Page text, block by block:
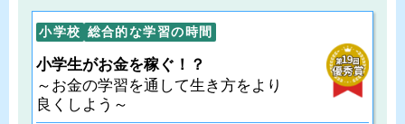
小学校 総合的な学習の時間
小学生がお金を稼ぐ！？
～お金の学習を通して生き方をより
良くしよう～